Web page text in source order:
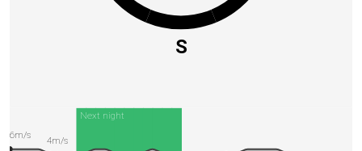
S
Next night
6m/s
4m/s